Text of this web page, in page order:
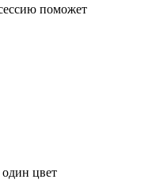
поможет
цвет